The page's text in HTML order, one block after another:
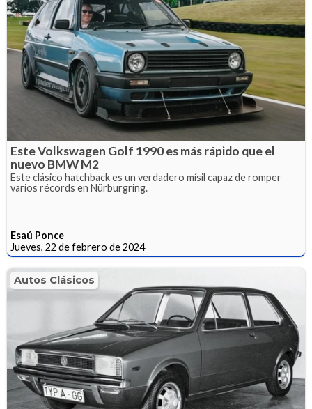
Este Volkswagen Golf 1990 es más rápido que el
nuevo BMW M2
Este clásico hatchback es un verdadero mísil capaz de romper
varios récords en Nürburgring.
Esaú Ponce
Jueves, 22 de febrero de 2024
Autos Clásicos